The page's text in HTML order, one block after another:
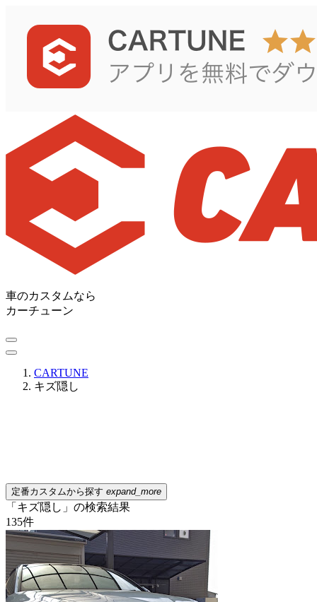
車のカスタムなら
カーチューン
CARTUNE
キズ隠し
定番カスタムから探す expand_more
「キズ隠し」の検索結果
135件